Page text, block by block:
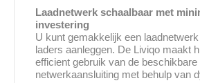
Laadnetwerk schaalbaar met
investering
U kunt gemakkelijk een
laders aanleggen. De Liviqo maakt
efficient gebruik van de beschikbare
netwerkaansluiting met behulp van